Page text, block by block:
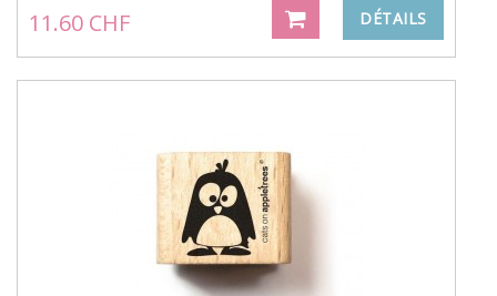
11.60 CHF DÉTAILS